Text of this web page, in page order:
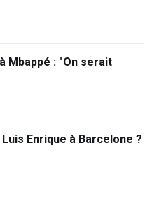
Mbappé : "On serait
Enrique à Barcelone ?